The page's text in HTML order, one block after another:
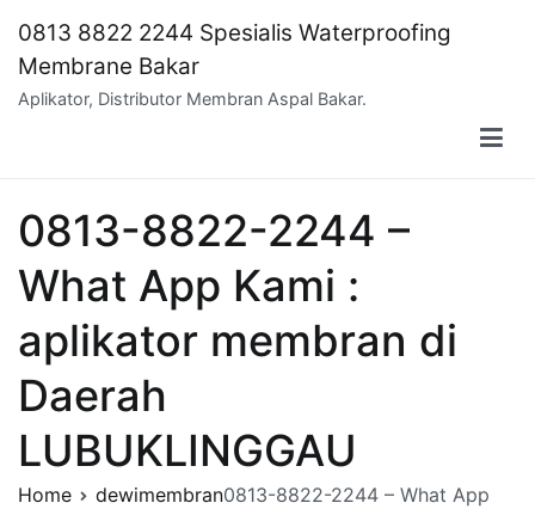
content
0813 8822 2244 Spesialis Waterproofing
Membrane Bakar
Aplikator, Distributor Membran Aspal Bakar.
0813-8822-2244 –
What App Kami :
aplikator membran di
Daerah
LUBUKLINGGAU
Home
dewimembran0813-8822-2244 – What App